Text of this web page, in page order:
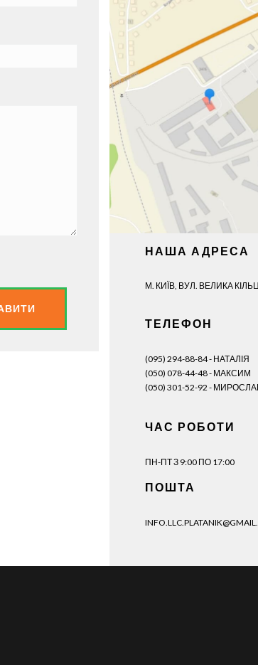
НАША АДРЕСА
М. КИЇВ, ВУЛ. ВЕЛИКА
ТЕЛЕФОН
(095) 294-88-84 - НАТАЛІЯ
(050) 078-44-48 - МАКСИМ
(050) 301-52-92 -
ЧАС РОБОТИ
ПН-ПТ З 9:00 ПО 17:00
ПОШТА